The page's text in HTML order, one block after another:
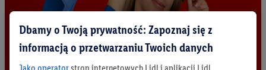
Dbamy o Twoją prywatność: Zapoznaj się z
informacją o przetwarzaniu Twoich danych